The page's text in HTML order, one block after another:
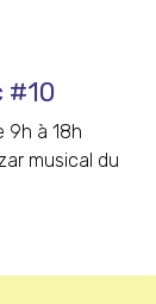
#10
9h à 18h
musical du